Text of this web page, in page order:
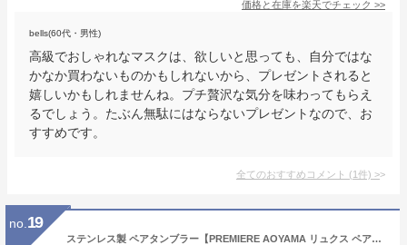
価格と在庫を楽天でチェック >>
bells(60代・男性)
高級でおしゃれなマスクは、欲しいと思っても、自分ではな
かなか買わないものかもしれないから、プレゼントされると
嬉しいかもしれませんね。プチ贅沢な気分を味わってもらえ
るでしょう。たぶん無駄にはならないプレゼントなので、お
すすめです。
全てのおすすめコメント (1件) >
no. 19
ステンレス製 ペアタンブラー【PREMIERE AOYAMA リュクス ペアメタルサーモタンブラー 29827】ビールグラス 焼酎グラス タンブラー フリーカップ ステンレス製 真空構造 二重構造 保温 保冷 ご贈答 ギフト プレゼント お祝い 内祝い 父の日